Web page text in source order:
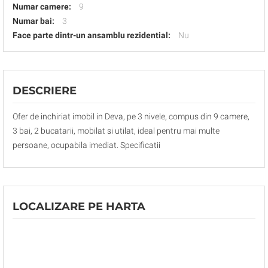
Numar camere:
9
Numar bai:
3
Face parte dintr-un ansamblu rezidential:
Nu
DESCRIERE
Ofer de inchiriat imobil in Deva, pe 3 nivele, compus din 9 camere,
3 bai, 2 bucatarii, mobilat si utilat, ideal pentru mai multe
persoane, ocupabila imediat. Specificatii
LOCALIZARE PE HARTA